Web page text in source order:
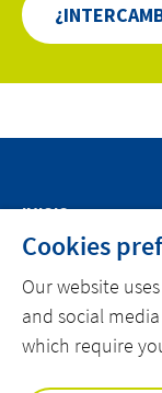
INICIO
SOBRE ACTEMIUM
NOTICIAS
CONTACTO
Cookies
Our website
and social
which require